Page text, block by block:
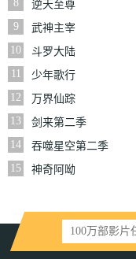
8
逆天至尊
9
武神主宰
10
斗罗大陆
11
少年歌行
12
万界仙踪
13
剑来第二季
14
吞噬星空第二季
15
神奇阿呦